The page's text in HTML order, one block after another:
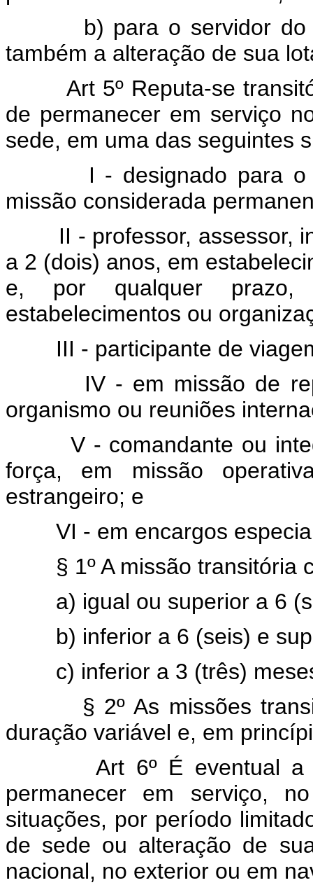
b) para o servidor do
também a alteração de sua
Art 5º Reputa-se
de permanecer em serviço
sede, em uma das seguintes
I - designado para
missão considerada
II - professor, assessor,
a 2 (dois) anos, em
e, por qualquer prazo,
estabelecimentos ou
III - participante de
IV - em missão de
organismo ou reuniões
V - comandante ou
força, em missão
estrangeiro; e
VI - em encargos
§ 1º A missão transitória
a) igual ou superior a 6
b) inferior a 6 (seis) e
c) inferior a 3 (três)
§ 2º As missões
duração variável e, em
Art 6º É eventual
permanecer em serviço,
situações, por período
de sede ou alteração de
nacional, no exterior ou em